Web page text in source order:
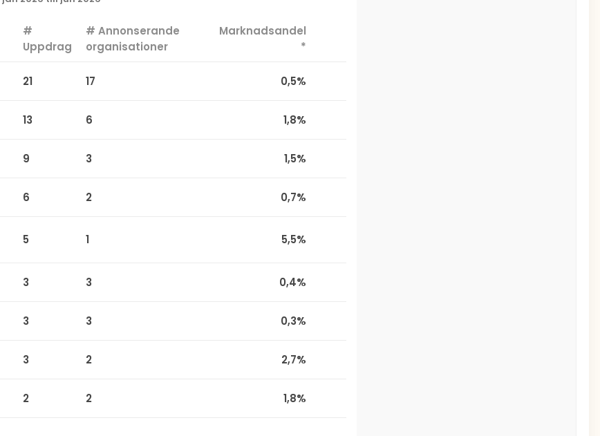
#
Uppdrag
# Annonserande
organisationer
Marknadsandel
*
21 17 0,5%
13 6 1,8%
9 3 1,5%
6 2 0,7%
5 1 5,5%
3 3 0,4%
3 3 0,3%
3 2 2,7%
2 2 1,8%